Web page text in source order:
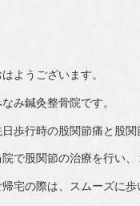
はようございます。
み鍼灸整骨院です。
日歩行時の股関節痛と股関
院で股関節の治療を行い
帰宅の際は、スムーズに